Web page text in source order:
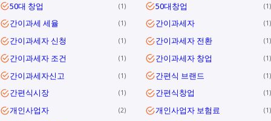
50대 창업 1 50대창업 1
간이과세 세율 1 간이과세자 1
간이과세자 신청 1 간이과세자 전환 1
간이과세자 조건 1 간이과세자 창업 1
간이과세자신고 1 간편식 브랜드 1
간편식시장 1 간편식창업 1
개인사업자 2 개인사업자 보험료 1